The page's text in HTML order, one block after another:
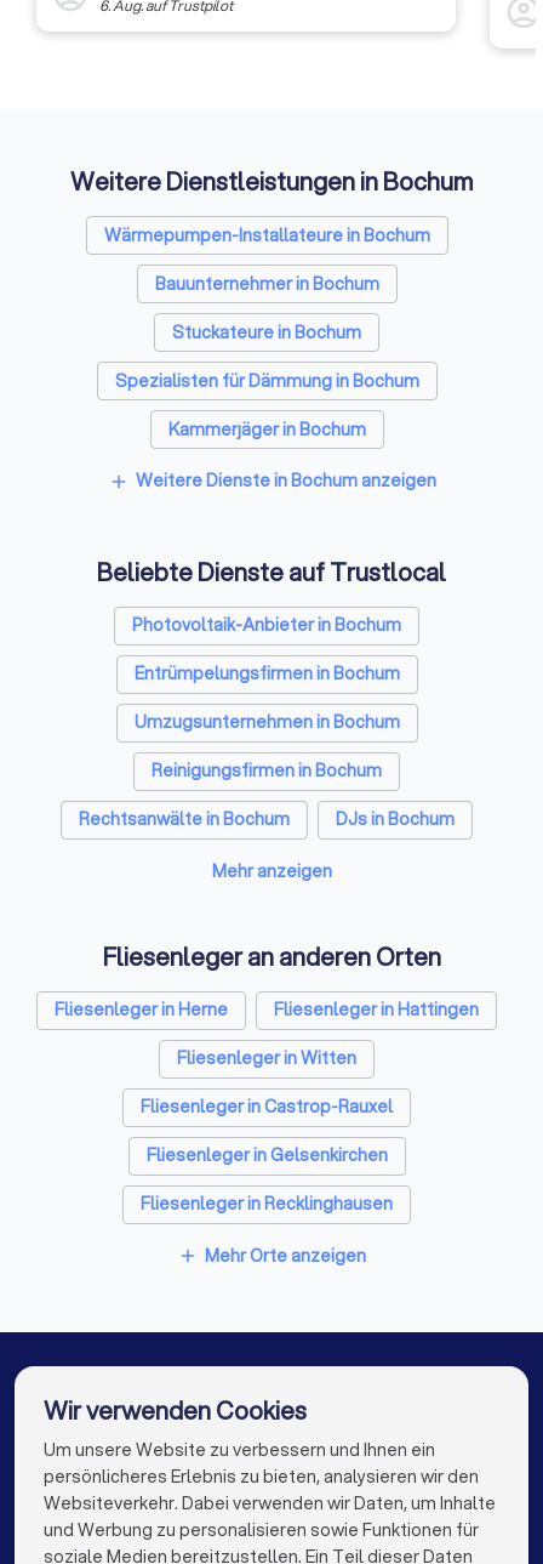
6. Aug.auf Trustpilot account_circle
Weitere Dienstleistungen in Bochum
Wärmepumpen-Installateure in Bochum
Bauunternehmer in Bochum
Stuckateure in Bochum
Spezialisten für Dämmung in Bochum
Kammerjäger in Bochum
Sicherheitstechniker in Bochum
Sanitärinstallateure in Bochum
Fensterbauer in Bochum
Bodenleger in Bochum
add Weitere Dienste in Bochum anzeigen
Beliebte Dienste auf Trustlocal
Photovoltaik-Anbieter in Bochum
Entrümpelungsfirmen in Bochum
Umzugsunternehmen in Bochum
Reinigungsfirmen in Bochum
Rechtsanwälte in Bochum
DJs in Bochum
Hochzeitsfotografen in Bochum
Steuerberater in Bochum
Caterer in Bochum
Energieberater in Bochum
Fotografen in Bochum
Dachdecker in Bochum
Paartherapeuten in Bochum
Mehr anzeigen
Fliesenleger an anderen Orten
Fliesenleger in Herne
Fliesenleger in Hattingen
Fliesenleger in Witten
Fliesenleger in Castrop-Rauxel
Fliesenleger in Gelsenkirchen
Fliesenleger in Recklinghausen
Fliesenleger in Herten
Fliesenleger in Essen
Fliesenleger in Hamburg
Fliesenleger in Köln
Fliesenleger in Frankfurt am Main
Fliesenleger in Stuttgart
add Mehr Orte anzeigen
Die besten Fliesenleger für Sie
info@trustlocal.de
Wir verwenden Cookies
Um unsere Website zu verbessern und Ihnen ein
persönlicheres Erlebnis zu bieten, analysieren wir den
Websiteverkehr. Dabei verwenden wir Daten, um Inhalte
und Werbung zu personalisieren sowie Funktionen für
soziale Medien bereitzustellen. Ein Teil dieser Daten